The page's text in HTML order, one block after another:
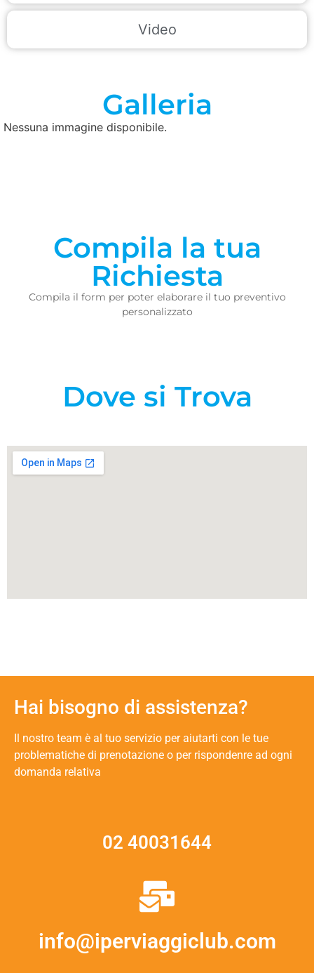
Video
Galleria
Nessuna immagine disponibile.
Compila la tua
Richiesta
Compila il form per poter elaborare il tuo preventivo
personalizzato
Dove si Trova
Hai bisogno di assistenza?
Il nostro team è al tuo servizio per aiutarti con le tue
problematiche di prenotazione o per rispondenre ad ogni
domanda relativa
02 40031644
info@iperviaggiclub.com